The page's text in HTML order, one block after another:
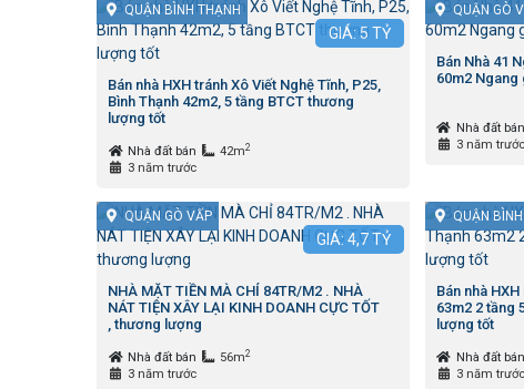
QUẬN BÌNH THẠNH
GIÁ:5 TỶ
Bán nhà HXH tránh Xô Viết Nghệ Tĩnh, P25,
Bình Thạnh 42m2, 5 tầng BTCT thương
lượng tốt
Nhà đất bán 42m2
3 năm trước
QUẬN GÒ
Bán Nhà 41
60m2 Ngang
Nhà đất bán
3 năm trước
QUẬN GÒ VẤP
GIÁ:4,7TỶ
NHÀ MẶT TIỀN MÀ CHỈ 84TR/M2 . NHÀ
NÁT TIỆN XÂY LẠI KINH DOANH CỰC TỐT
, thương lượng
Nhà đất bán 56m2
3 năm trước
QUẬN
Bán nhà
63m2 2 tầng
lượng tốt
Nhà đất bán
3 năm trước